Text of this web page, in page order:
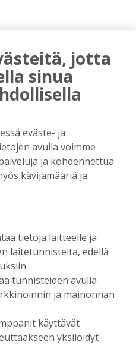
ja Harkka-kerhojen
ovat alkamassa –
Kemppaisella on
7.8.2026 09:00
kuvauksissa käy
keskustassa
14:51
maaseudulle
alussa – vähitellen
koko Kiuruvedelle
31.7.2026 12:00
jotta
sinua
eväste- ja
avulla voimme
ja kohdennettua
kävijämääriä ja
tietoja laitteelle ja
laitetunnisteita, edellä
tunnisteiden avulla
ja mainonnan
käyttävät
yksilöidyt